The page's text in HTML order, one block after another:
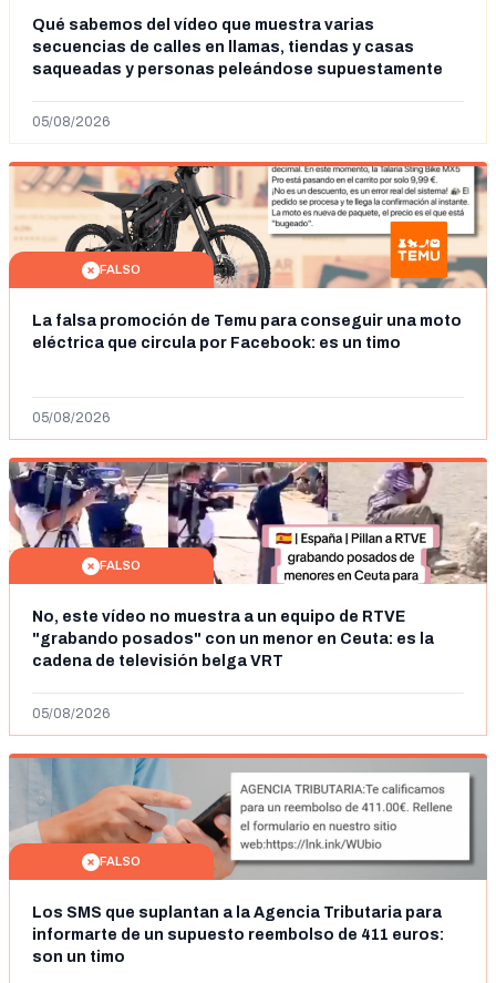
Qué sabemos del vídeo que muestra varias
secuencias de calles en llamas, tiendas y casas
saqueadas y personas peleándose supuestamente
situación irregular a Ceuta
05/08/2026
FALSO
La falsa promoción de Temu para conseguir una moto
eléctrica que circula por Facebook: es un timo
05/08/2026
FALSO
No, este vídeo no muestra a un equipo de RTVE
"grabando posados" con un menor en Ceuta: es la
cadena de televisión belga VRT
05/08/2026
FALSO
Los SMS que suplantan a la Agencia Tributaria para
informarte de un supuesto reembolso de 411 euros:
son un timo